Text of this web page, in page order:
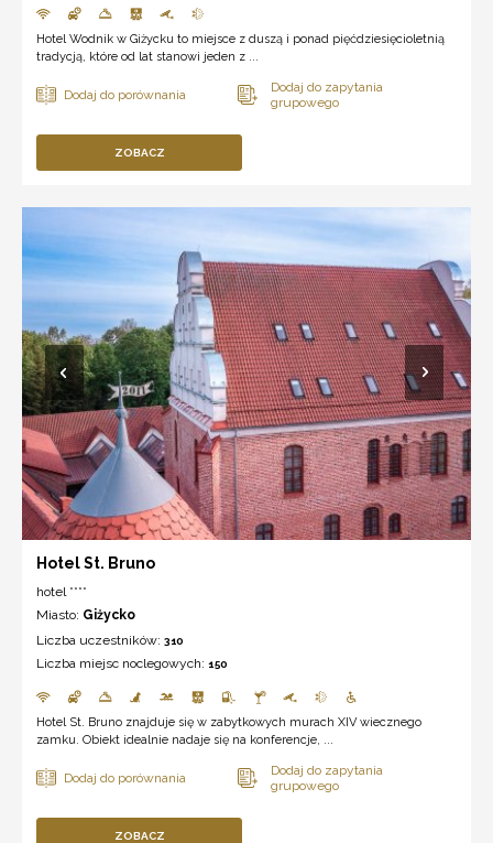
Hotel Wodnik w Giżycku to miejsce z duszą i ponad pięćdziesięcioletnią
tradycją, które od lat stanowi jeden z ...
ZOBACZ
Hotel St. Bruno
hotel ****
Miasto: Giżycko
Liczba uczestników: 310
Liczba miejsc noclegowych: 150
Hotel St. Bruno znajduje się w zabytkowych murach XIV wiecznego
zamku. Obiekt idealnie nadaje się na konferencje, ...
ZOBACZ